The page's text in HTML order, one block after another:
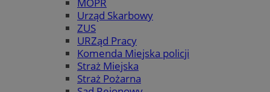
Urząd Skarbowy
ZUS
URZąd Pracy
Komenda Miejska policji
Straż Miejska
Straż Pożarna